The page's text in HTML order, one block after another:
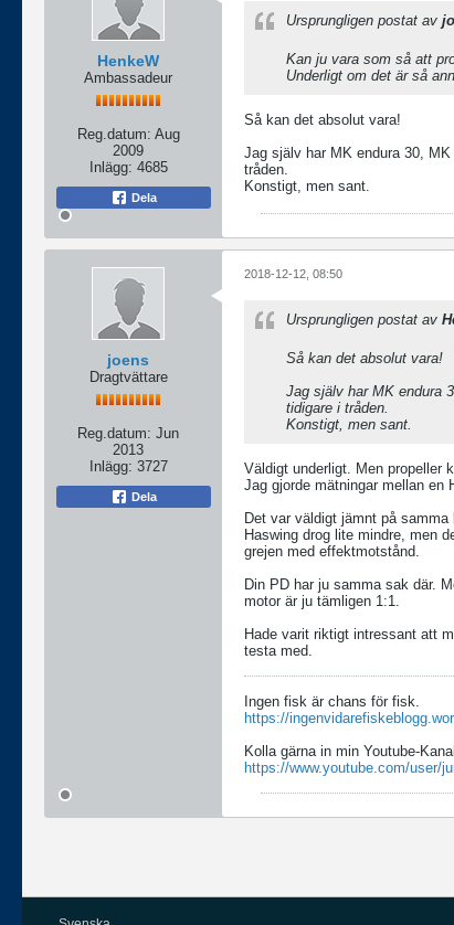
HenkeW
Ambassadeur
Reg.datum: Aug
2009
Inlägg: 4685
Dela
Ursprungligen postat av
Kan ju vara som så att
Underligt om det är så
Så kan det absolut vara!
Jag själv har MK endura 30,
tråden.
Konstigt, men sant.
joens
Dragtvättare
Reg.datum: Jun
2013
Inlägg: 3727
Dela
2018-12-12, 08:50
Ursprungligen postat av
Så kan det absolut vara!
Jag själv har MK endura
tidigare i tråden.
Konstigt, men sant.
Väldigt underligt. Men propeller
Jag gjorde mätningar mellan en
Det var väldigt jämnt på
Haswing drog lite mindre, men
grejen med effektmotstånd.
Din PD har ju samma sak där.
motor är ju tämligen 1:1.
Hade varit riktigt intressant att
testa med.
Ingen fisk är chans för fisk.
https://
Kolla gärna in min Youtube-
https://www.youtube.com/user/